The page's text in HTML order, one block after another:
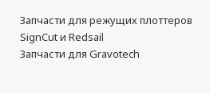
Запчасти для режущих плоттеров
SignCut и Redsail
Запчасти для Gravotech